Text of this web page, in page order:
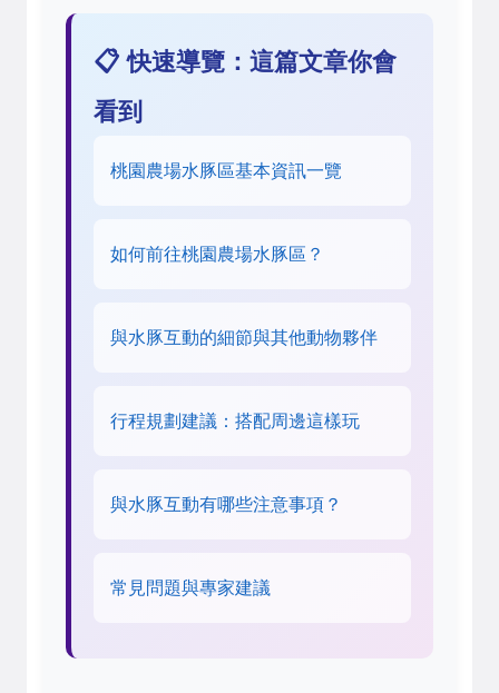
📋 快速導覽：這篇文章你會
看到
桃園農場水豚區基本資訊一覽
如何前往桃園農場水豚區？
與水豚互動的細節與其他動物夥伴
行程規劃建議：搭配周邊這樣玩
與水豚互動有哪些注意事項？
常見問題與專家建議